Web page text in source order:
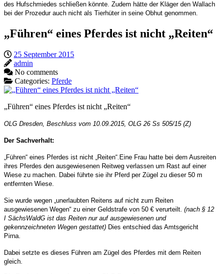
des Hufschmiedes schließen könnte. Zudem hätte der Kläger den Wallach
bei der Prozedur auch nicht als Tierhüter in seine Obhut genommen.
„Führen“ eines Pferdes ist nicht „Reiten“
25 September 2015
admin
No comments
Categories: Pferde
„Führen“ eines Pferdes ist nicht „Reiten“
OLG Dresden, Beschluss vom 10.09.2015, OLG 26 Ss 505/15 (Z)
Der Sachverhalt:
„Führen“ eines Pferdes ist nicht „Reiten“.Eine Frau hatte bei dem Ausreiten
ihres Pferdes den ausgewiesenen Reitweg verlassen um Rast auf einer
Wiese zu machen. Dabei führte sie ihr Pferd per Zügel zu dieser 50 m
entfernten Wiese.
Sie wurde wegen „unerlaubten Reitens auf nicht zum Reiten
ausgewiesenen Wegen“ zu einer Geldstrafe von 50 € verurteilt. (nach § 12
I SächsWaldG ist das Reiten nur auf ausgewiesenen und
gekennzeichneten Wegen gestattet) Dies entschied das Amtsgericht
Pirna.
Dabei setzte es dieses Führen am Zügel des Pferdes mit dem Reiten
gleich.